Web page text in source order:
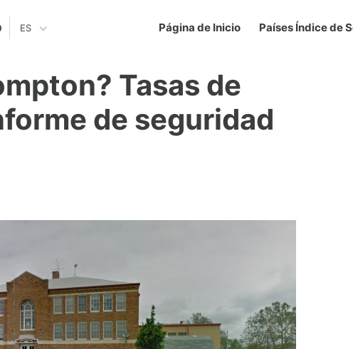
Página de Inicio Países Índice de
ES
Tasas de
de seguridad